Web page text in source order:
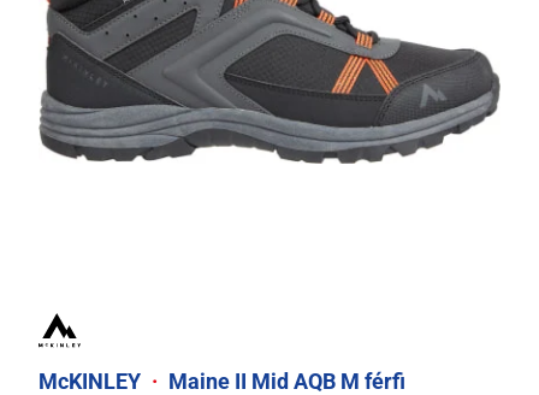
McKINLEY · Maine II Mid AQB M férfi